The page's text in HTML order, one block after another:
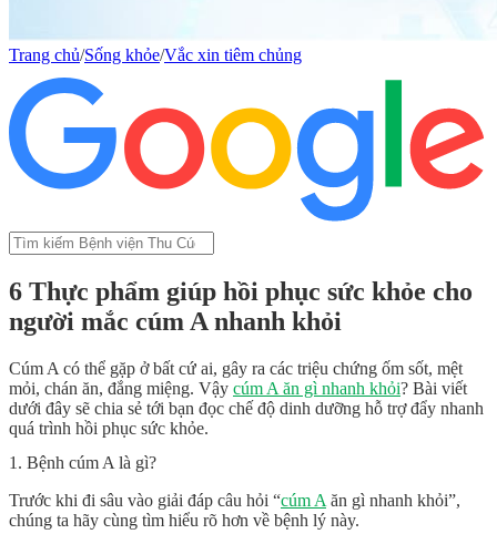
Trang chủ/Sống khỏe/Vắc xin tiêm chủng
6 Thực phẩm giúp hồi phục sức khỏe cho
người mắc cúm A nhanh khỏi
Cúm A có thể gặp ở bất cứ ai, gây ra các triệu chứng ốm sốt, mệt
mỏi, chán ăn, đắng miệng. Vậy cúm A ăn gì nhanh khỏi? Bài viết
dưới đây sẽ chia sẻ tới bạn đọc chế độ dinh dưỡng hỗ trợ đẩy nhanh
quá trình hồi phục sức khỏe.
1. Bệnh cúm A là gì?
Trước khi đi sâu vào giải đáp câu hỏi “cúm A ăn gì nhanh khỏi”,
chúng ta hãy cùng tìm hiểu rõ hơn về bệnh lý này.